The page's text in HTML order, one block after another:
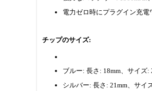
電力ゼロ時にプラグイン充
チップのサイズ:
ブルー: 長さ: 18mm、サイズ
シルバー: 長さ: 21mm、サイ